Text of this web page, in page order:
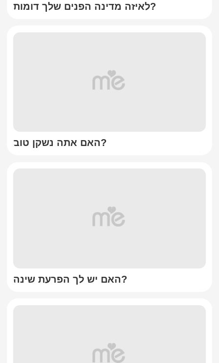
לאיזה מדינה הפנים שלך דומות?
האם אתה נשקן טוב?
האם יש לך הפרעת שינה?